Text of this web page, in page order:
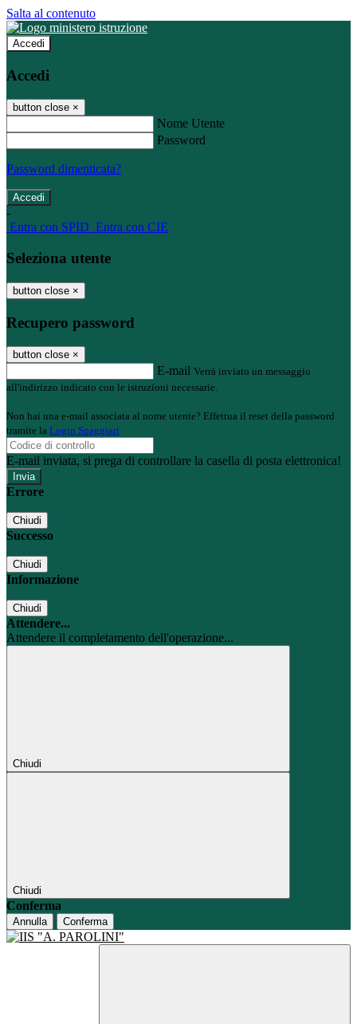
Salta al contenuto
Accedi
Accedi
button close ×
Nome Utente
Password
Password dimenticata?
-
Entra con SPID Entra con CIE
Seleziona utente
button close ×
Recupero password
button close ×
E-mail Verrà inviato un messaggio
all'indirizzo indicato con le istruzioni necessarie.
Non hai una e-mail associata al nome utente? Effettua il reset della password
tramite la Login Spaggiari
E-mail inviata, si prega di controllare la casella di posta elettronica!
Errore
Chiudi
Successo
Chiudi
Informazione
Chiudi
Attendere...
Attendere il completamento dell'operazione...
Chiudi
Chiudi
Conferma
Annulla Conferma